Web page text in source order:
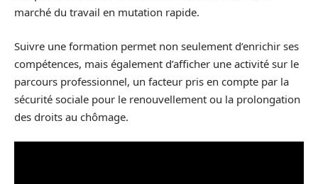
marché du travail en mutation rapide.
Suivre une formation permet non seulement d’enrichir ses
compétences, mais également d’afficher une activité sur le
parcours professionnel, un facteur pris en compte par la
sécurité sociale pour le renouvellement ou la prolongation
des droits au chômage.